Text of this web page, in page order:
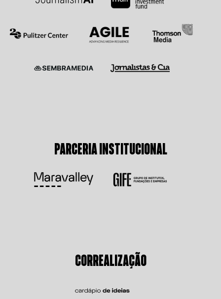
PARCERIA INSTITUCIONAL
CORREALIZAÇÃO